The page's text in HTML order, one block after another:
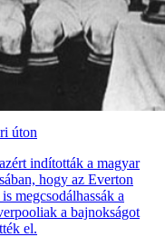
úton
indították a magyar
hogy az Everton
megcsodálhassák a
a bajnokságot
el.